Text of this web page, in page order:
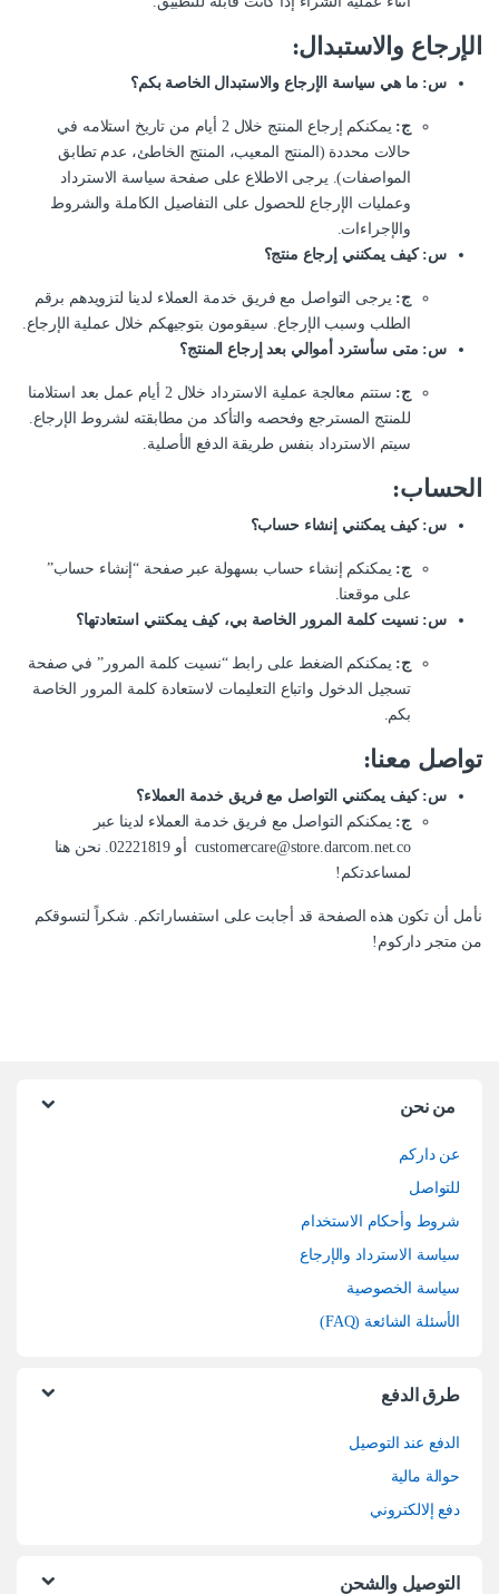
الإرجاع والاستبدال:
س: ما هي سياسة الإرجاع والاستبدال الخاصة بكم؟
ج:
يمكنكم إرجاع المنتج خلال 2 أيام من تاريخ استلامه في
حالات محددة (المنتج المعيب، المنتج الخاطئ، عدم تطابق
المواصفات). يرجى الاطلاع على صفحة سياسة الاسترداد
وعمليات الإرجاع للحصول على التفاصيل الكاملة والشروط
والإجراءات.
س: كيف يمكنني إرجاع منتج؟
ج: يرجى التواصل مع فريق خدمة العملاء لدينا لتزويدهم برقم
الطلب وسبب الإرجاع. سيقومون بتوجيهكم خلال عملية الإرجاع.
س: متى سأسترد أموالي بعد إرجاع المنتج؟
ج:
ستتم معالجة عملية الاسترداد خلال 2 أيام عمل بعد استلامنا
للمنتج المسترجع وفحصه والتأكد من مطابقته لشروط الإرجاع.
سيتم الاسترداد بنفس طريقة الدفع الأصلية.
الحساب:
س: كيف يمكنني إنشاء حساب؟
ج: يمكنكم إنشاء حساب بسهولة عبر صفحة “إنشاء حساب”
على موقعنا.
س: نسيت كلمة المرور الخاصة بي، كيف يمكنني استعادتها؟
ج: يمكنكم الضغط على رابط “نسيت كلمة المرور” في صفحة
تسجيل الدخول واتباع التعليمات لاستعادة كلمة المرور الخاصة
بكم.
تواصل معنا:
س: كيف يمكنني التواصل مع فريق خدمة العملاء؟
ج: يمكنكم التواصل مع فريق خدمة العملاء لدينا عبر
customercare@store.darcom.net.co
أو 02221819. نحن هنا
لمساعدتكم!
نأمل أن تكون هذه الصفحة قد أجابت على استفساراتكم. شكراً لتسوقكم
من متجر داركوم!
من نحن
عن داركم
للتواصل
شروط وأحكام الاستخدام
سياسة الاسترداد والإرجاع
سياسة الخصوصية
الأسئلة الشائعة (FAQ)
طرق الدفع
الدفع عند التوصيل
حوالة مالية
دفع إلالكتروني
التوصيل والشحن